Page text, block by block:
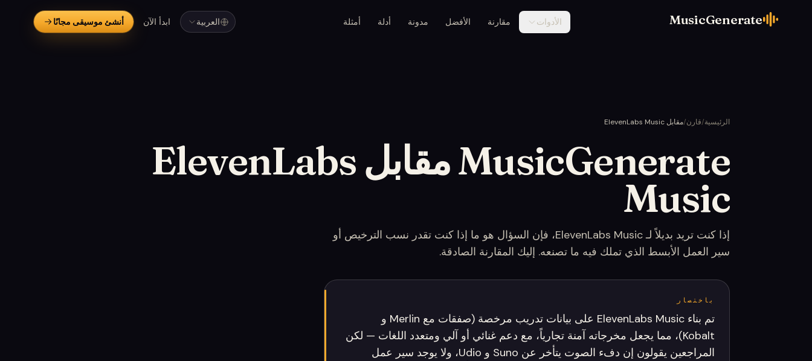
MusicGenerate الأدوات مقارنة الأفضل مدونة أدلة أمثلة العربية ابدأ الآن أنشئ موسيقى مجانًا
الرئيسية/قارن/مقابل ElevenLabs Music
MusicGenerate مقابل ElevenLabs
Music
إذا كنت تريد بديلاً لـ ElevenLabs Music، فإن السؤال هو ما إذا كنت تقدر نسب الترخيص أو
سير العمل الأبسط الذي تملك فيه ما تصنعه. إليك المقارنة الصادقة.
باختصار
تم بناء ElevenLabs Music على بيانات تدريب مرخصة (صفقات مع Merlin و
Kobalt)، مما يجعل مخرجاته آمنة تجارياً، مع دعم غنائي أو آلي ومتعدد اللغات — لكن
المراجعين يقولون إن دفء الصوت يتأخر عن Suno و Udio، ولا يوجد سير عمل